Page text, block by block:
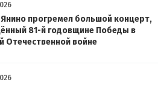
Янино прогремел большой концерт,
81-й годовщине Победы в
Отечественной войне